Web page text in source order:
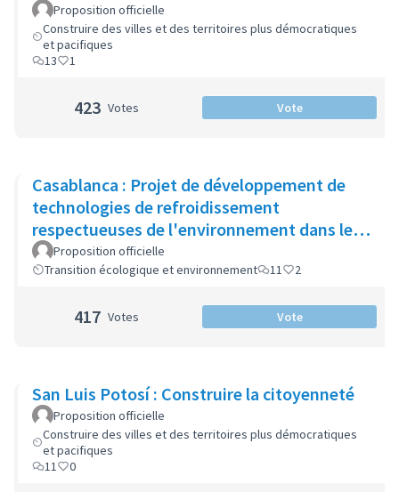
Proposition officielle
Construire des villes et des territoires plus démocratiques
et pacifiques
13
1
423 Votes Vote
Casablanca : Projet de développement de
technologies de refroidissement
respectueuses de l'environnement dans les
zones urbaines
Proposition officielle
Transition écologique et environnement
11 2
417 Votes Vote
San Luis Potosí : Construire la citoyenneté
Proposition officielle
Construire des villes et des territoires plus démocratiques
et pacifiques
11
0